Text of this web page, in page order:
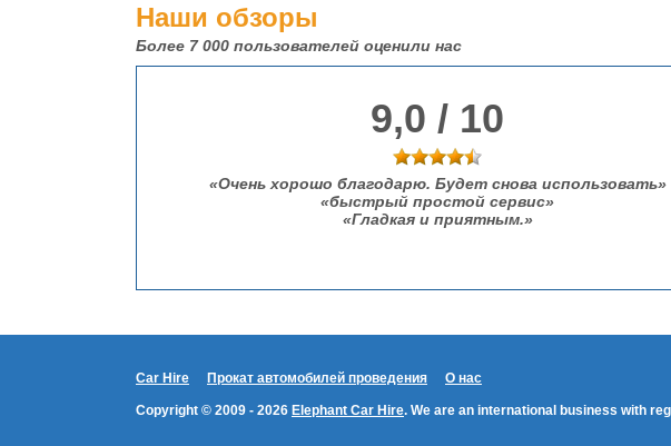
Наши обзоры
Более 7 000 пользователей оценили нас
9,0 / 10
Очень хорошо благодарю. Будет снова использовать
быстрый простой сервис
Гладкая и приятным.
Car Hire Прокат автомобилей проведения О нас
Copyright © 2009 - 2026 Elephant Car Hire. We are an international business with